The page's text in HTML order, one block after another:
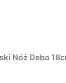
Nóż Deba